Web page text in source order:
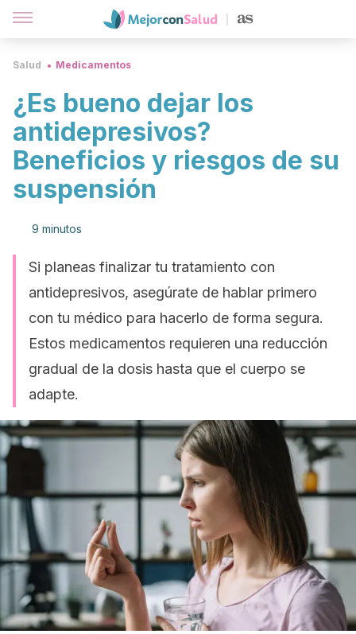
Salud Medicamentos
¿Es bueno dejar los
antidepresivos?
Beneficios y riesgos de su
suspensión
9 minutos
Si planeas finalizar tu tratamiento con
antidepresivos, asegúrate de hablar primero
con tu médico para hacerlo de forma segura.
Estos medicamentos requieren una reducción
gradual de la dosis hasta que el cuerpo se
adapte.